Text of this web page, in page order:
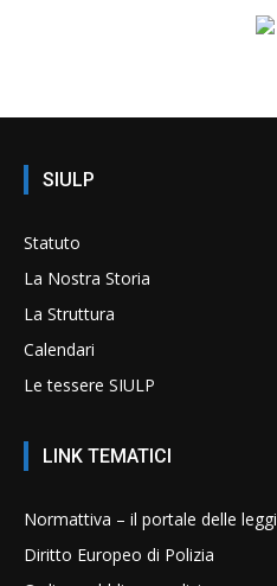
SIULP
Statuto
La Nostra Storia
La Struttura
Calendari
Le tessere SIULP
LINK TEMATICI
Normattiva – il portale delle leggi
Diritto Europeo di Polizia